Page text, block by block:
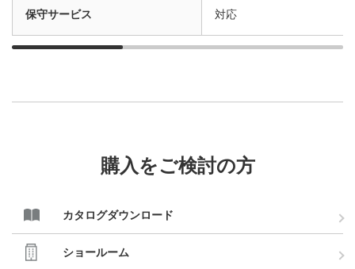
保守サービス 対応
購入をご検討の方
カタログダウンロード
ショールーム